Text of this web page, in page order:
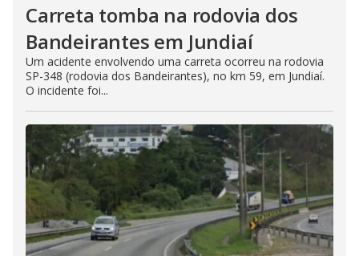
Carreta tomba na rodovia dos
Bandeirantes em Jundiaí
Um acidente envolvendo uma carreta ocorreu na rodovia
SP-348 (rodovia dos Bandeirantes), no km 59, em Jundiaí.
O incidente foi...